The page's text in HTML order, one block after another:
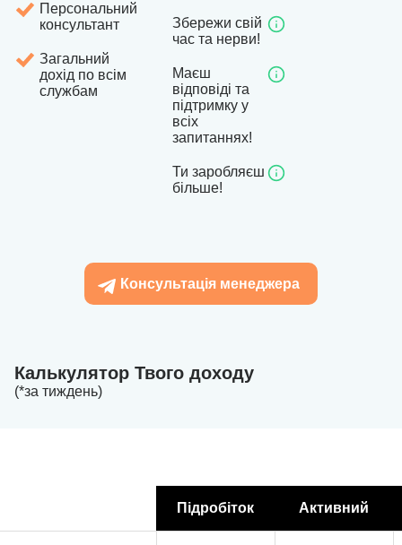
Персональний
консультант
Загальний
дохід по всім
службам
Збережи свій
час та нерви!
Маєш
відповіді та
підтримку у
всіх
запитаннях!
Ти заробляєш
більше!
Консультація менеджера
Калькулятор Твого доходу
(*за тиждень)
Підробіток Активний